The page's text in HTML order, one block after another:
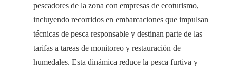
pescadores de la zona con empresas de ecoturismo,
incluyendo recorridos en embarcaciones que impulsan
técnicas de pesca responsable y destinan parte de las
tarifas a tareas de monitoreo y restauración de
humedales. Esta dinámica reduce la pesca furtiva y